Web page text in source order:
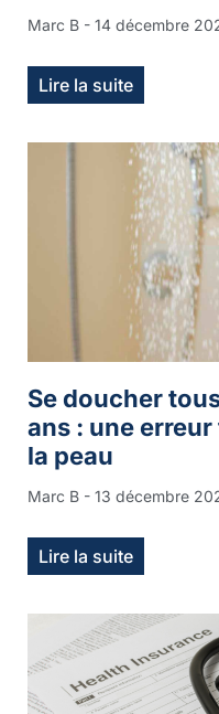
Marc B 14 décembre
Lire la suite
Se doucher
ans : une
la peau
Marc B 13 décembre
Lire la suite